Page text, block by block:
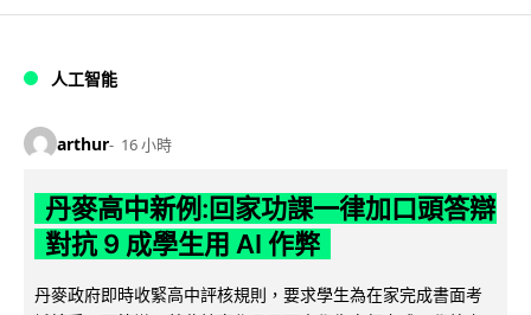
人工智能
arthur 16 小時
丹麥高中新例:回家功課一律加口頭答辯
對抗 9 成學生用 AI 作弊
丹麥政府即時收緊高中評核規則，要求學生為在家完成書面考